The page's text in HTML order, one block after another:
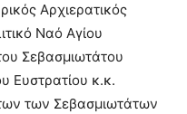
Αρχιερατικός
Ναό Αγίου
Σεβασμιωτάτου
Ευστρατίου κ.κ.
των Σεβασμιωτάτων